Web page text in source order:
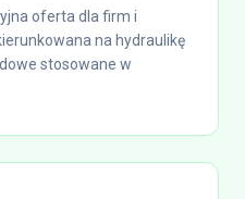
oferta dla firm i
na hydraulikę
stosowane w